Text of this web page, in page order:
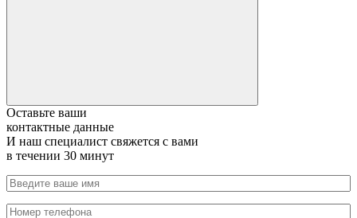
Оставьте ваши
контактные данные
И наш специалист свяжется с вами
в течении 30 минут